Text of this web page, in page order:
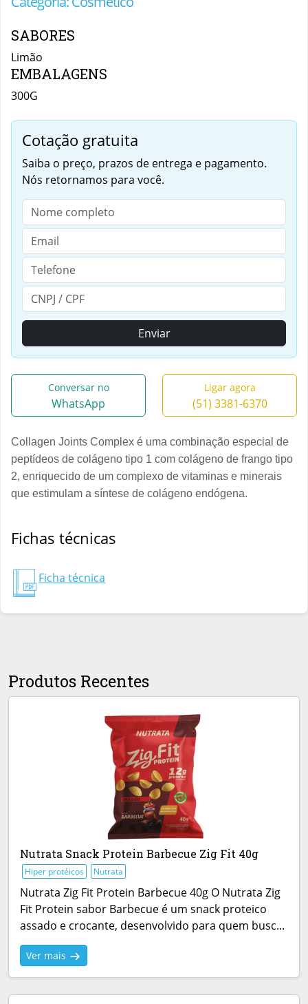
SABORES
Limão
EMBALAGENS
300G
Cotação gratuita
Saiba o preço, prazos de entrega e pagamento.
Nós retornamos para você.
Enviar
Conversar no
WhatsApp
Ligar agora
(51) 3381-6370
Collagen Joints Complex é uma combinação especial de
peptídeos de colágeno tipo 1 com colágeno de frango tipo
2, enriquecido de um complexo de vitaminas e minerais
que estimulam a síntese de colágeno endógena.
Fichas técnicas
Ficha técnica
Produtos Recentes
Nutrata Snack Protein Barbecue Zig Fit 40g
Hiper protéicos Nutrata
Nutrata Zig Fit Protein Barbecue 40g O Nutrata Zig
Fit Protein sabor Barbecue é um snack proteico
assado e crocante, desenvolvido para quem busc...
Ver mais